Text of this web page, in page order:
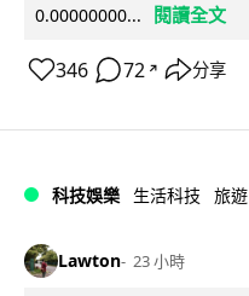
0.00000000...
閱讀全文
346 72 ↗ 分享
科技娛樂 生活科技 旅遊
Lawton 23 小時